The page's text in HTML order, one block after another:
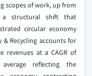
scopes of work, up from
a structural shift that
circular economy
& Recycling accounts for
revenues at a CAGR of
reflecting the